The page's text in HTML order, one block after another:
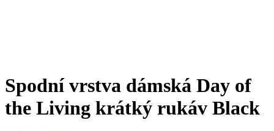
Spodní vrstva dámská Day of
the Living krátký rukáv Black